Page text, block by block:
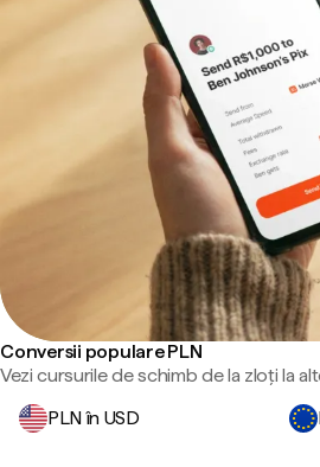
Conversii populare PLN
Vezi cursurile de schimb de la zloți la
PLN în USD